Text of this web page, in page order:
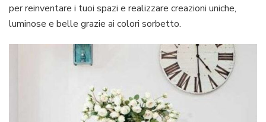
per reinventare i tuoi spazi e realizzare creazioni uniche,
luminose e belle grazie ai colori sorbetto.